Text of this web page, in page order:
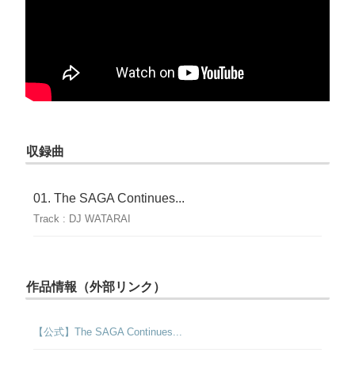
収録曲
The SAGA Continues...
Track : DJ WATARAI
作品情報（外部リンク）
【公式】The SAGA Continues...